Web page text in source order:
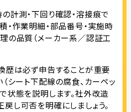
計測・下回り確認・溶接痕で
・作業明細・部品番号・実施時
の品質（メーカー系／認証工
歴は必ず申告することが重要
シート下配線の腐食、カーペッ
状態を説明します。社外改造
し可否を明確にしましょう。